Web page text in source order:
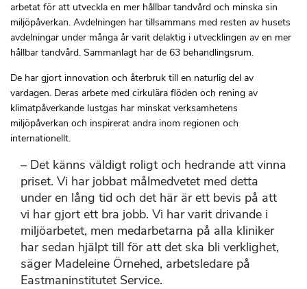
arbetat för att utveckla en mer hållbar tandvård och minska sin
miljöpåverkan. Avdelningen har tillsammans med resten av husets
avdelningar under många år varit delaktig i utvecklingen av en mer
hållbar tandvård. Sammanlagt har de 63 behandlingsrum.
De har gjort innovation och återbruk till en naturlig del av
vardagen. Deras arbete med cirkulära flöden och rening av
klimatpåverkande lustgas har minskat verksamhetens
miljöpåverkan och inspirerat andra inom regionen och
internationellt.
– Det känns väldigt roligt och hedrande att vinna
priset. Vi har jobbat målmedvetet med detta
under en lång tid och det här är ett bevis på att
vi har gjort ett bra jobb. Vi har varit drivande i
miljöarbetet, men medarbetarna på alla kliniker
har sedan hjälpt till för att det ska bli verklighet,
säger Madeleine Örnehed, arbetsledare på
Eastmaninstitutet Service.